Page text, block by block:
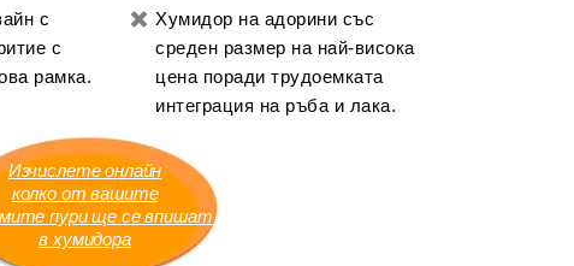
с
с
рамка.
Хумидор на адорини със
среден размер на най-висока
цена поради трудоемката
интеграция на ръба и лака.
Изчислете онлайн
колко от вашите
пури ще се впишат
в хумидора